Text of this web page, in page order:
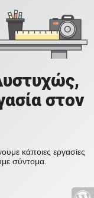
στον
κάποιες εργασίες
σύντομα.